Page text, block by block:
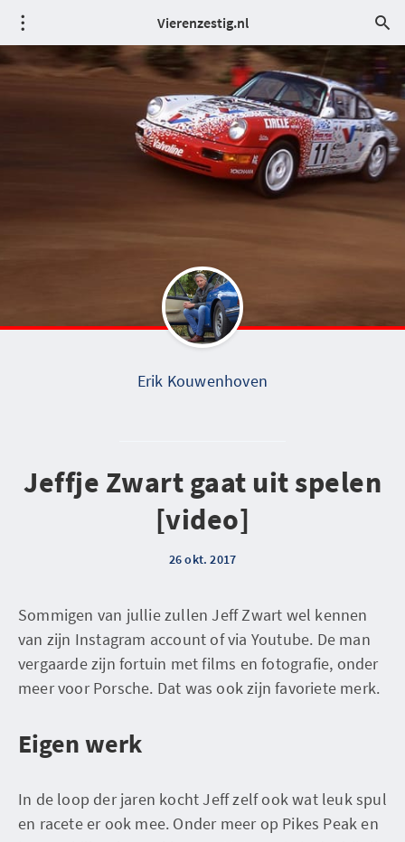
Vierenzestig.nl
Erik Kouwenhoven
Jeffje Zwart gaat uit spelen
[video]
26 okt. 2017
Sommigen van jullie zullen Jeff Zwart wel kennen
van zijn Instagram account of via Youtube. De man
vergaarde zijn fortuin met films en fotografie, onder
meer voor Porsche. Dat was ook zijn favoriete merk.
Eigen werk
In de loop der jaren kocht Jeff zelf ook wat leuk spul
en racete er ook mee. Onder meer op Pikes Peak en